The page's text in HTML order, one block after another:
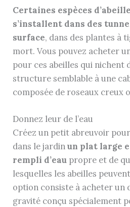
Certaines espèces
s’installent dans des
surface, dans des plantes à
mort. Vous pouvez acheter
pour ces abeilles qui nichent
structure semblable à une
composée de roseaux creux
Donnez leur de l’eau
Créez un petit abreuvoir
dans le jardinun plat large
rempli d’eau propre et de
lesquelles les abeilles
option consiste à acheter un
gravité conçu spécialement